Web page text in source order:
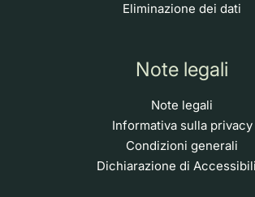
Eliminazione dei dati
Note legali
Note legali
Informativa sulla privacy
Condizioni generali
Dichiarazione di